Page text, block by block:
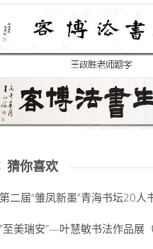
猜你喜欢
"至美瑞安"—叶慧敏书法作品展（